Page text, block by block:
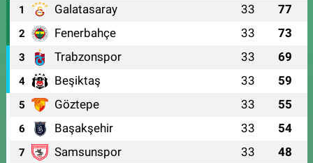
1 Galatasaray 33 77
2 Fenerbahçe 33 73
3 Trabzonspor 33 69
4 Beşiktaş 33 59
5 Göztepe 33 55
6 Başakşehir 33 54
7 Samsunspor 33 48